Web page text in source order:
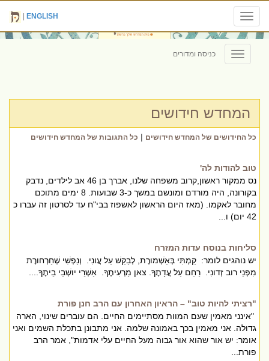
Toggle
navigation
ENGLISH
Toggle
navigation
כניסה ומדורים
המחדש חידושים
כל החידושים של המחדש חידושים | כל התגובות של המחדש חידושים
טוב להודות לה'
נס ממקור ראשון,קרוב משפחה שלנו, אברך בן 46 אב לילדים, נדבק
בקורונה, היה מורדם ומונשם במשך כ-3 שבועות. 8 ימים מתוכם
מחובר לאקמו. (מאז היום הראשון לאשפוז בבי"ח עד לסרטון זה עברו כ
42 יום) ו...
סליחות בנוסח עדות המזרח
יש נוהגים לומר: קַמְתִּי בְּאַשְׁמורֶת, לְבַקֵּשׁ עַל עֲונִי. וְנַפְשִׁי שְׁחַרְחורֶת
מִפְּנֵי רוב זְדונִי. רַחֵם עַל עֲדָתֶךָ. צאן מַרְעִיתֶךָ. אַשְׁרֵי יושְׁבֵי בֵיתֶךָ....
"רציתי להיות טוב" – הראיון האחרון עם הרב חנן פורת
"אינני מאמין שעם המוות מסתיימים החיים. הם עוברים שינוי, הארה
גדולה. אני מאמין בכך באמונה שלמה. אני מתבונן בתכלת השמים ואני
אומר: יש אור שהוא אור גבוה מעל החיים עלי אדמות", אמר הרב
פורת...